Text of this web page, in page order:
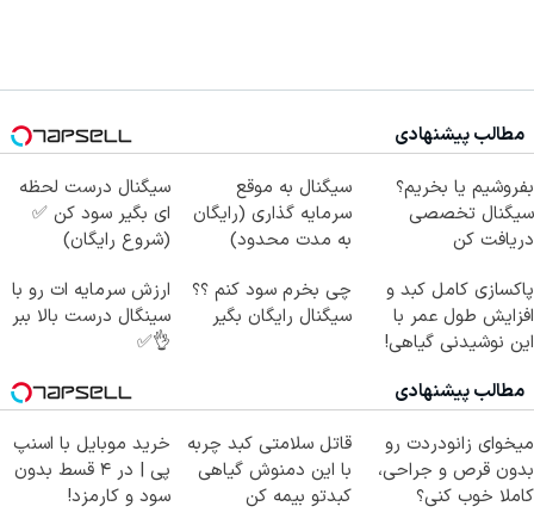
مطالب پیشنهادی
بفروشیم یا بخریم؟
سیگنال تخصصی
دریافت کن
سیگنال به موقع
سرمایه گذاری (رایگان
به مدت محدود)
سیگنال درست لحظه
ای بگیر سود کن ✅
(شروع رایگان)
پاکسازی کامل کبد و
افزایش طول عمر با
این نوشیدنی گیاهی!
چی بخرم سود کنم ؟؟
سیگنال رایگان بگیر
ارزش سرمایه ات رو با
سینگال درست بالا ببر
👌✅
مطالب پیشنهادی
میخوای زانودردت رو
بدون قرص و جراحی،
کاملا خوب کنی؟
قاتل سلامتی کبد چربه
با این دمنوش گیاهی
کبدتو بیمه کن
خرید موبایل با اسنپ
پی | در ۴ قسط بدون
سود و کارمزد!